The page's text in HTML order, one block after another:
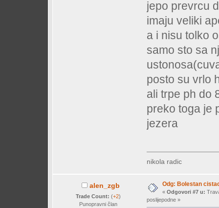
jepo prevrcu
imaju veliki
a i nisu tolko
samo sto sa
posto su vrlo
ali trpe ph do
preko toga je
jezera
nikola radic
alen_zgb
Trade Count: (+2)
Punopravni član
Odg: Bolestan
« Odgovori #7 u:
poslijepodne »